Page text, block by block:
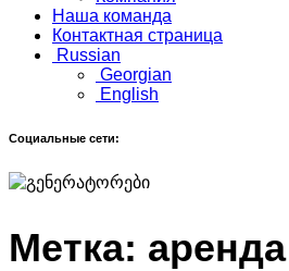
Наша команда
Контактная страница
Russian
Georgian
English
Социальные сети:
Метка: